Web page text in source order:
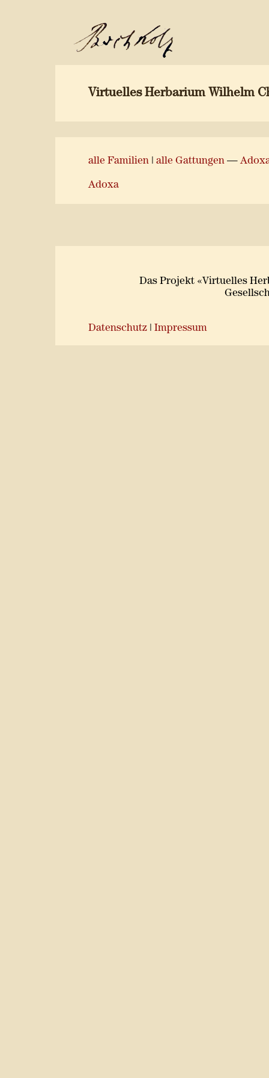
Virtuelles Herbarium Wilhelm
alle Familien alle Gattungen —
Adoxa
Das Projekt «Virtuelles
Datenschutz Impressum